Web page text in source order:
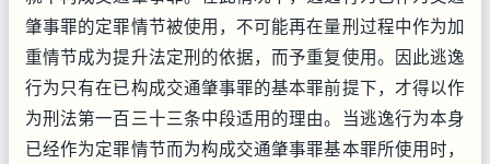
肇事罪的定罪情节被使用，不可能再在量刑过程中作为加
重情节成为提升法定刑的依据，而予重复使用。因此逃逸
行为只有在已构成交通肇事罪的基本罪前提下，才得以作
为刑法第一百三十三条中段适用的理由。当逃逸行为本身
已经作为定罪情节而为构成交通肇事罪基本罪所使用时，